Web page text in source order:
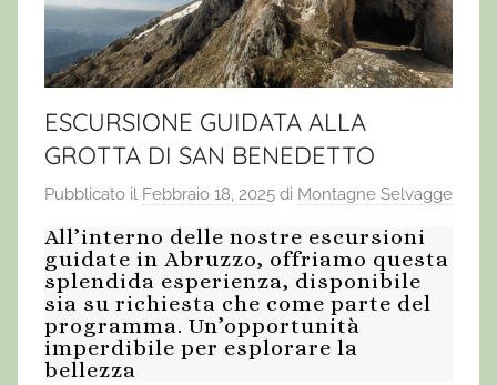
ESCURSIONE GUIDATA ALLA
GROTTA DI SAN BENEDETTO
Pubblicato il Febbraio 18, 2025 di Montagne Selvagge
All’interno delle nostre escursioni
guidate in Abruzzo, offriamo questa
splendida esperienza, disponibile
sia su richiesta che come parte del
programma. Un’opportunità
imperdibile per esplorare la
bellezza